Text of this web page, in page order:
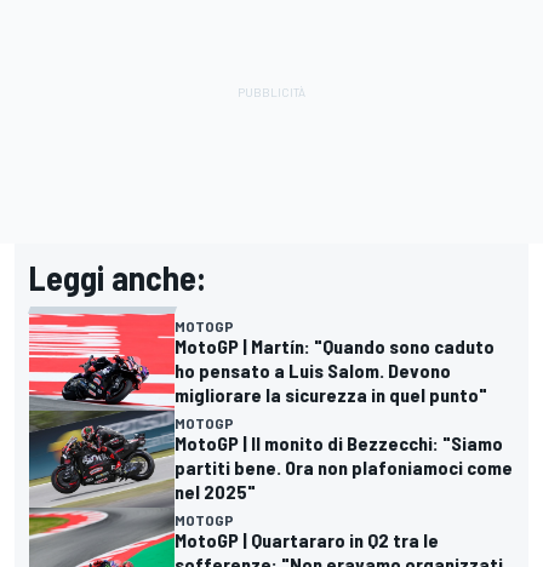
Leggi anche:
MOTOGP
MotoGP | Martín: "Quando sono caduto
ho pensato a Luis Salom. Devono
migliorare la sicurezza in quel punto"
MOTOGP
MotoGP | Il monito di Bezzecchi: "Siamo
partiti bene. Ora non plafoniamoci come
nel 2025"
MOTOGP
MotoGP | Quartararo in Q2 tra le